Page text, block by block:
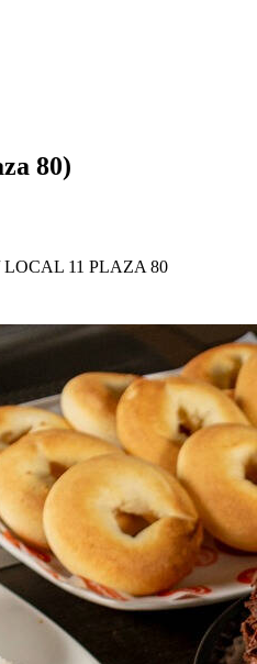
80)
LOCAL 11 PLAZA 80